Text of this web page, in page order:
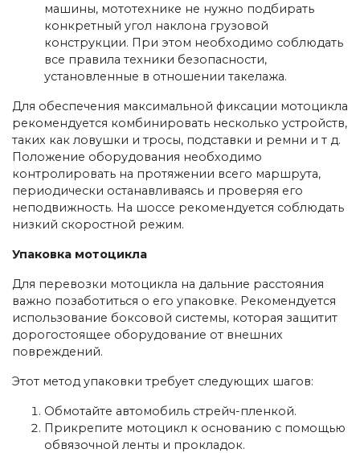
машины, мототехнике не нужно подбирать
конкретный угол наклона грузовой
конструкции. При этом необходимо соблюдать
все правила техники безопасности,
установленные в отношении такелажа.
Для обеспечения максимальной фиксации мотоцикла
рекомендуется комбинировать несколько устройств,
таких как ловушки и тросы, подставки и ремни и т д.
Положение оборудования необходимо
контролировать на протяжении всего маршрута,
периодически останавливаясь и проверяя его
неподвижность. На шоссе рекомендуется соблюдать
низкий скоростной режим.
Упаковка мотоцикла
Для перевозки мотоцикла на дальние расстояния
важно позаботиться о его упаковке. Рекомендуется
использование боксовой системы, которая защитит
дорогостоящее оборудование от внешних
повреждений.
Этот метод упаковки требует следующих шагов:
Обмотайте автомобиль стрейч-пленкой.
Прикрепите мотоцикл к основанию с помощью
обвязочной ленты и прокладок.